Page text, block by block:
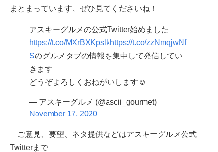
まとまっています。ぜひ見てくださいね！
アスキーグルメの公式Twitter始めました
https://t.co/MXrBXKpslkhttps://t.co/zzNmqjwNf
Sのグルメタブの情報を集中して発信してい
きます
どうぞよろしくおねがいします☺️
— アスキーグルメ (@ascii_gourmet)
November 17, 2020
ご意見、要望、ネタ提供などはアスキーグルメ公式
Twitterまで